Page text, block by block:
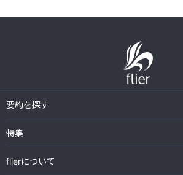
要約を探す
特集
flierについて